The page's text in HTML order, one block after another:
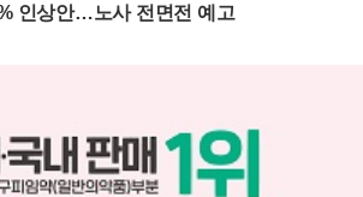
인상안…노사 전면전 예고